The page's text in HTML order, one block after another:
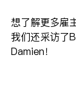
想了解更多雇
我们还采访了
Damien！